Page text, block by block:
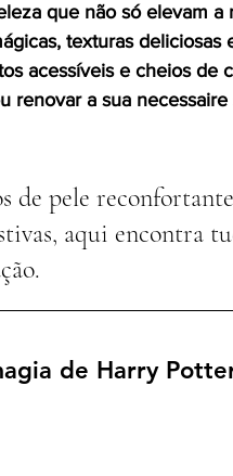
que não só elevam a
texturas deliciosas
acessíveis e cheios de
renovar a sua necessaire
pele
aqui encontra
de Harry